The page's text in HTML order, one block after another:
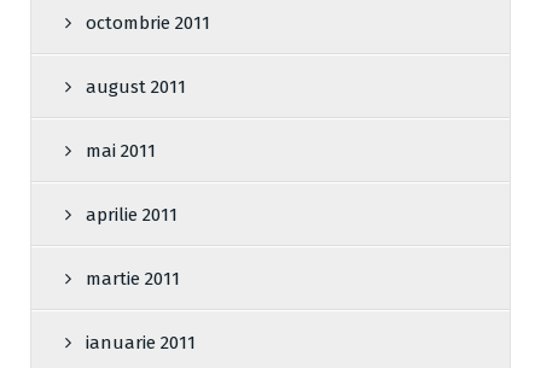
octombrie 2011
august 2011
mai 2011
aprilie 2011
martie 2011
ianuarie 2011